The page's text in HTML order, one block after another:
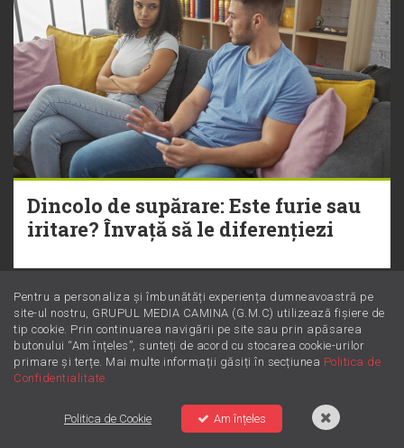
Dincolo de supărare: Este furie sau
iritare? Învață să le diferențiezi
Pentru a personaliza și îmbunătăți experiența dumneavoastră pe
site-ul nostru, GRUPUL MEDIA CAMINA (G.M.C) utilizează fișiere de
tip cookie. Prin continuarea navigării pe site sau prin apăsarea
butonului “Am înțeles”, sunteți de acord cu stocarea cookie-urilor
primare și terțe. Mai multe informații găsiți în secțiunea Politica de
Confidentialitate
Politica de Cookie Am înțeles